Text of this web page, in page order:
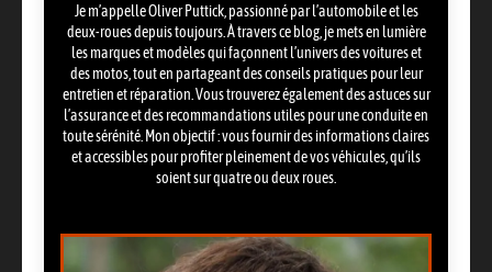
Je m’appelle Oliver Puttick, passionné par l’automobile et les
deux-roues depuis toujours. À travers ce blog, je mets en lumière
les marques et modèles qui façonnent l’univers des voitures et
des motos, tout en partageant des conseils pratiques pour leur
entretien et réparation. Vous trouverez également des astuces sur
l’assurance et des recommandations utiles pour une conduite en
toute sérénité. Mon objectif : vous fournir des informations claires
et accessibles pour profiter pleinement de vos véhicules, qu’ils
soient sur quatre ou deux roues.